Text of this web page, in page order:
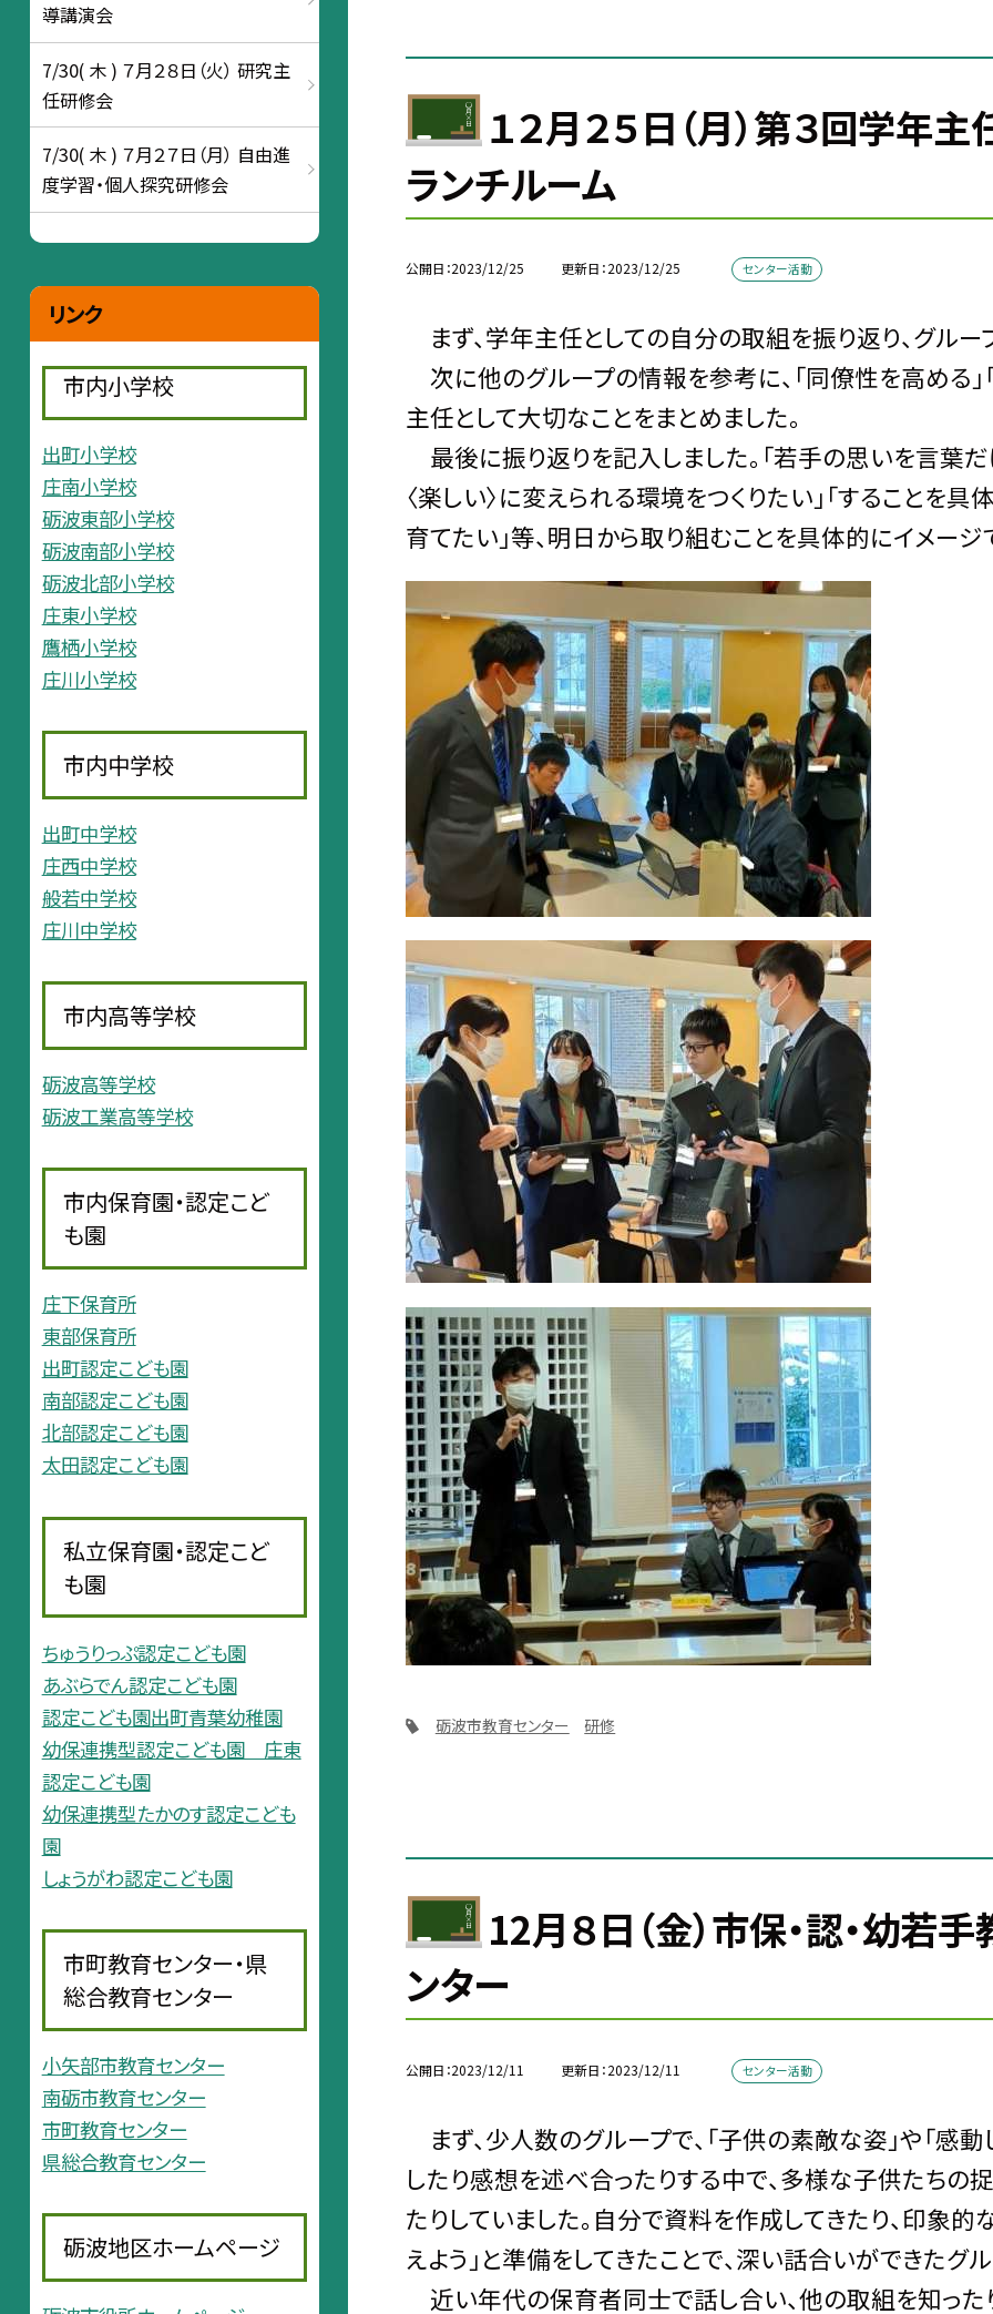
１２月２５日（月）第３回学
ランチルーム
公開日 2023/12/25 更新日 2023/12/25 センター活動
まず、学年主任としての自分の取組を振り返り、グルー
次に他のグループの情報を参考に、「同僚性を高める」
主任として大切なことをまとめました。
最後に振り返りを記入しました。「若手の思いを言葉だ
〈楽しい〉に変えられる環境をつくりたい」「することを
育てたい」等、明日から取り組むことを具体的にイメージ
砺波市教育センター 研修
12月８日（金）市保・認・幼
ンター
公開日 2023/12/11 更新日 2023/12/11 センター活動
まず、少人数のグループで、「子供の素敵な姿」や「感
したり感想を述べ合ったりする中で、多様な子供たちの
たりしていました。自分で資料を作成してきたり、印象
えよう」と準備をしてきたことで、深い話合いができたグ
近い年代の保育者同士で話し合い、他の取組を知った
導講演会
7/30( 木 ) ７月２８日（火） 研究主
任研修会
7/30( 木 ) ７月２７日（月） 自由進
度学習・個人探究研修会
リンク
市内小学校
出町小学校
庄南小学校
砺波東部小学校
砺波南部小学校
砺波北部小学校
庄東小学校
鷹栖小学校
庄川小学校
市内中学校
出町中学校
庄西中学校
般若中学校
庄川中学校
市内高等学校
砺波高等学校
砺波工業高等学校
市内保育園・認定こど
も園
庄下保育所
東部保育所
出町認定こども園
南部認定こども園
北部認定こども園
太田認定こども園
私立保育園・認定こど
も園
ちゅうりっぷ認定こども園
あぶらでん認定こども園
認定こども園出町青葉幼稚園
幼保連携型認定こども園 庄東
認定こども園
幼保連携型たかのす認定こども
園
しょうがわ認定こども園
市町教育センター・県
総合教育センター
小矢部市教育センター
南砺市教育センター
市町教育センター
県総合教育センター
砺波地区ホームページ